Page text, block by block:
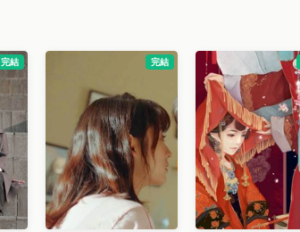
完結 完結